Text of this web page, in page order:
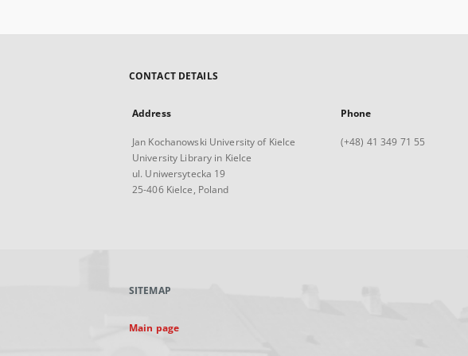
CONTACT DETAILS
Address
Jan Kochanowski University of Kielce
University Library in Kielce
ul. Uniwersytecka 19
25-406 Kielce, Poland
Phone
(+48) 41 349 71 55
SITEMAP
Main page